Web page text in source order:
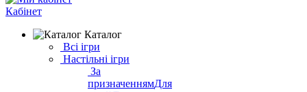
Кабінет
Каталог
Всі ігри
Настільні ігри
За
призначеннямДля